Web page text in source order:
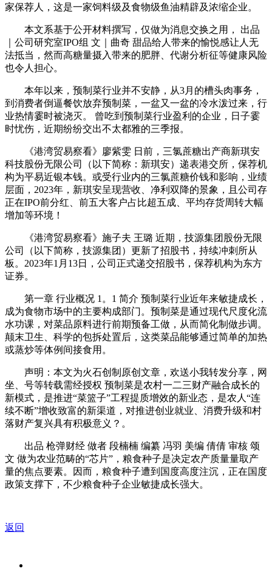
家保荐人，这是一家饲料级及食物级鱼油精辟及浓缩企业。
本文系基于公开材料撰写，仅做为消息交换之用， 出品
｜公司研究室IPO组 文｜曲奇 甜品给人带来的愉悦感让人无
法抵当，然而高糖量摄入带来的肥胖、代谢分析征等健康风险
也令人担心。
本年以来，预制菜行业并不安静，从3月的槽头肉事务，
到消费者倒逼餐饮放弃预制菜，一盆又一盆的冷水泼过来，行
业热情霎时被浇灭。 曾吃到预制菜行业盈利的企业，日子霎
时忧伤，近期纷纷交出不太都雅的三季报。
《港湾贸易察看》廖紫雯 日前，三氯蔗糖出产商新琪安
科技股份无限公司（以下简称：新琪安）递表港交所，保荐机
构为平易近银本钱。或受行业内的三氯蔗糖价钱和影响，业绩
层面，2023年，新琪安呈现营收、净利双降的景象，且公司存
正在IPO前分红、前五大客户占比超五成、平均存货周转大幅
增加等环境！
《港湾贸易察看》施子夫 王璐 近期，技源集团股份无限
公司（以下简称，技源集团）更新了招股书，持续冲刺所从
板。2023年1月13日，公司正式递交招股书，保荐机构为东方
证券。
第一章 行业概况 1。1 简介 预制菜行业近年来敏捷成长，
成为食物市场中的主要构成部门。预制菜是通过现代尺度化流
水功课，对菜品原料进行前期预备工做，从而简化制做步调。
颠末卫生、科学的包拆处置后，这类菜品能够通过简单的加热
或蒸炒等体例间接食用。
声明：本文为火石创制原创文章，欢送小我转发分享，网
坐、号等转载需经授权 预制菜是农村一二三财产融合成长的
新模式，是推进“菜篮子”工程提质增效的新业态，是农人“连
续不断”增收致富的新渠道，对推进创业就业、消费升级和村
落财产复兴具有积极意义？。
出品 枪弹财经 做者 段楠楠 编纂 冯羽 美编 倩倩 审核 颂
文 做为农业范畴的“芯片”，粮食种子是决定农产质量量取产
量的焦点要素。因而，粮食种子遭到国度高度注沉，正在国度
政策支撑下，不少粮食种子企业敏捷成长强大。
返回